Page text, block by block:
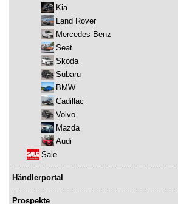
Kia
Land Rover
Mercedes Benz
Seat
Skoda
Subaru
BMW
Cadillac
Volvo
Mazda
Audi
Sale
Händlerportal
Prospekte